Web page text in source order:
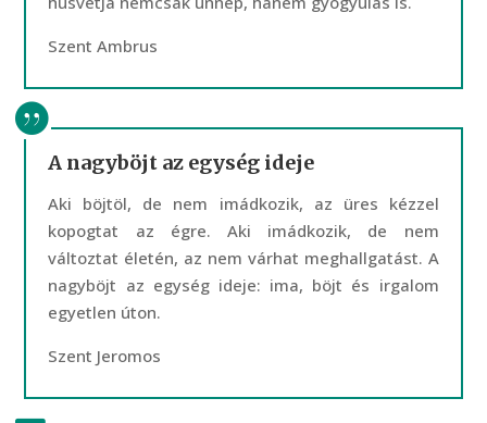
Szent Ambrus
A nagyböjt az egység ideje
Aki böjtöl, de nem imádkozik, az üres kézzel
kopogtat az égre. Aki imádkozik, de nem
változtat életén, az nem várhat meghallgatást. A
nagyböjt az egység ideje: ima, böjt és irgalom
egyetlen úton.
Szent Jeromos